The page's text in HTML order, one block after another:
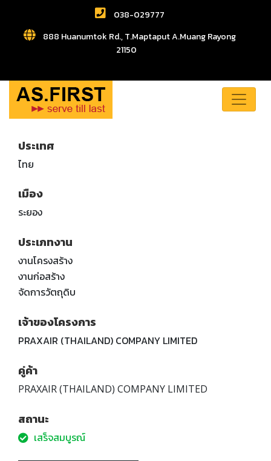
038-029777
888 Huanumtok Rd., T.Maptaput A.Muang Rayong
21150
ประเทศ
ไทย
เมือง
ระยอง
ประเภทงาน
งานโครงสร้าง
งานก่อสร้าง
จัดการวัตถุดิบ
เจ้าของโครงการ
PRAXAIR (THAILAND) COMPANY LIMITED
คู่ค้า
PRAXAIR (THAILAND) COMPANY LIMITED
สถานะ
เสร็จสมบูรณ์